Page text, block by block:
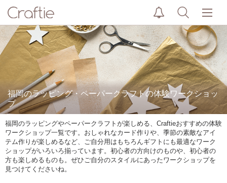
福岡のラッピング・ペーパークラフトの体験ワークショッ
プ
福岡のラッピングやペーパークラフトが楽しめる、Craftieおすすめの体験
ワークショップ一覧です。おしゃれなカード作りや、季節の素敵なアイ
テム作りが楽しめるなど、ご自分用はもちろんギフトにも最適なワーク
ショップがいろいろ揃っています。初心者の方向けのものや、初心者の
方も楽しめるものも。ぜひご自分のスタイルにあったワークショップを
見つけてくださいね。